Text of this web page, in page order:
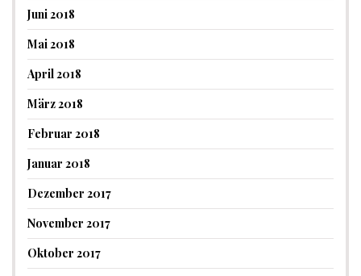
Juni 2018
Mai 2018
April 2018
März 2018
Februar 2018
Januar 2018
Dezember 2017
November 2017
Oktober 2017